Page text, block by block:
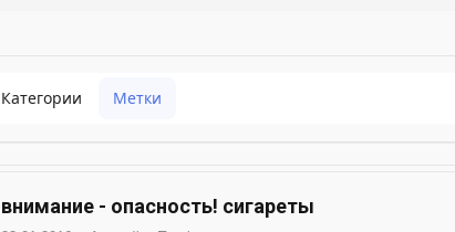
Категории Метки
внимание - опасность! сигареты